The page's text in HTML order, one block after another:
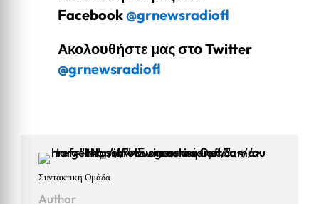
Facebook@grnewsradiofl
Ακολουθήστε μας στο Twitter
@grnewsradiofl
Συντακτική Ομάδα
Author